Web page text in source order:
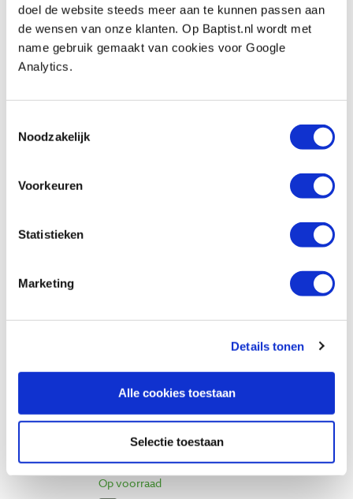
doel de website steeds meer aan te kunnen passen aan
de wensen van onze klanten. Op Baptist.nl wordt met
name gebruik gemaakt van cookies voor Google
Analytics.
Noodzakelijk
Voorkeuren
Statistieken
Marketing
Details tonen
Alle cookies toestaan
Selectie toestaan
Sterknop bakeliet Ø 32 mm M6
doorlopend draad
€ 3,55 incl. btw
Draadeind 4,8 roestvast staal M4 x 1
Op voorraad
Fischer DuoPower pluggen Ø 6 x 30 mm
Artikelnummer: 5228511
€ 9,90 incl. btw
€ 8,18 excl. btw
Op voorraad